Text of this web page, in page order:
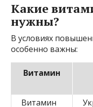
Какие
нужны?
В условиях
особенно важны:
Витамин
Витамин